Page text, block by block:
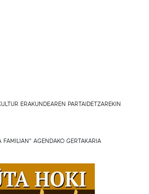
ERAKUNDEAREN PARTAIDETZAREKIN
FAMILIAN" AGENDAKO GERTAKARIA